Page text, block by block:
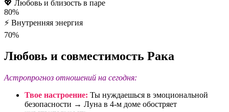
💖 Любовь и близость в паре
80%
⚡ Внутренняя энергия
70%
Любовь и совместимость Рака
Астропрогноз отношений на сегодня:
Твое настроение: Ты нуждаешься в эмоциональной
безопасности → Луна в 4-м доме обостряет